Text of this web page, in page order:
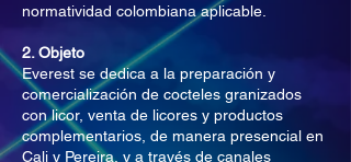
normatividad colombiana aplicable.
2. Objeto
Everest se dedica a la preparación y
comercialización de cocteles granizados
con licor, venta de licores y productos
complementarios, de manera presencial en
Cali y Pereira, y a través de canales